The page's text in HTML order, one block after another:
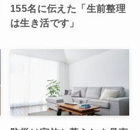
155名に伝えた「生前整理
は生き活です」